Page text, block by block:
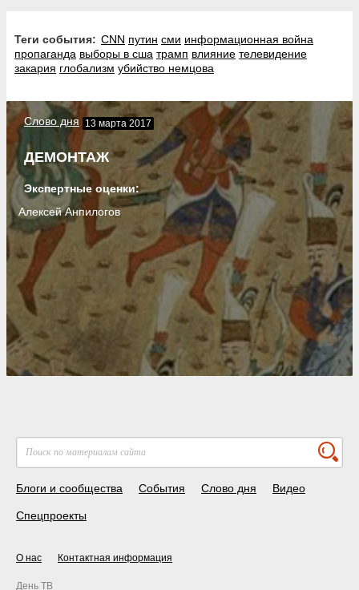
Теги события: CNN путин сми информационная война
пропаганда выборы в сша трамп влияние телевидение
закария глобализм убийство немцова
Слово дня 13 марта 2017
ДЕМОНТАЖ
Экспертные оценки:
Алексей Анпилогов
Блоги и сообщества События Слово дня Видео
Спецпроекты
О нас Контактная информация
День ТВ